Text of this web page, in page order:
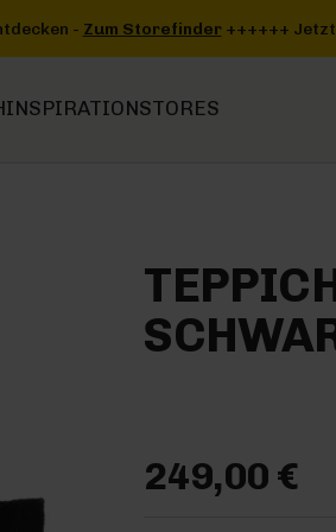
einen unserer Stores in deiner Nähe
INSPIRATIONSTORES
249,00 €